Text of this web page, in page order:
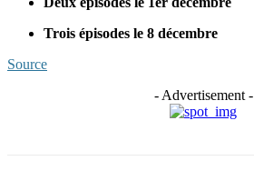
Trois épisodes le 8 décembre
Source
- Advertisement -